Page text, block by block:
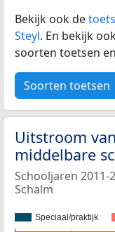
Bekijk ook de
Steyl. En bekijk
soorten toetsen
Soorten toetsen
Uitstroom
middelbare
Schooljaren 2011-
Schalm
Speciaal/praktijk